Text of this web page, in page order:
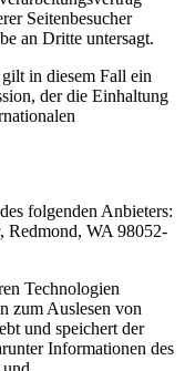
Seitenbesucher
an Dritte untersagt.
in diesem Fall ein
der die Einhaltung
folgenden Anbieters:
Redmond, WA 98052-
Technologien
zum Auslesen von
und speichert der
Informationen des